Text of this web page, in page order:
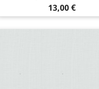
Hinta
13,00 €